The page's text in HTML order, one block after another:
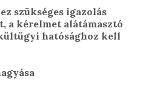
szükséges igazolás
kérelmet alátámasztó
hatósághoz kell